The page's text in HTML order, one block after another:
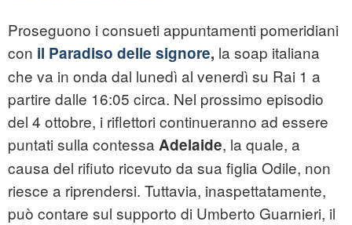
Proseguono i consueti appuntamenti pomeridiani
con il Paradiso delle signore, la soap italiana
che va in onda dal lunedì al venerdì su Rai 1 a
partire dalle 16:05 circa. Nel prossimo episodio
del 4 ottobre, i riflettori continueranno ad essere
puntati sulla contessa Adelaide, la quale, a
causa del rifiuto ricevuto da sua figlia Odile, non
riesce a riprendersi. Tuttavia, inaspettatamente,
può contare sul supporto di Umberto Guarnieri, il